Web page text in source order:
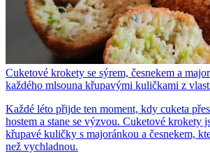
Cuketové krokety se sýrem, česnekem a
každého mlsouna křupavými kuličkami z
Každé léto přijde ten moment, kdy cuketa
hostem a stane se výzvou. Cuketové krokety
křupavé kuličky s majoránkou a česnekem,
než vychladnou.